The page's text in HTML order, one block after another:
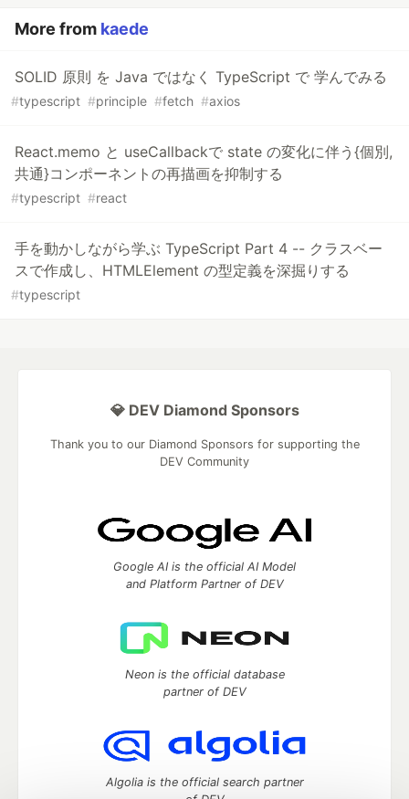
More from kaede
SOLID 原則 を Java ではなく TypeScript で 学んでみる
#typescript #principle #fetch #axios
React.memo と useCallbackで state の変化に伴う{個別,
共通}コンポーネントの再描画を抑制する
#typescript #react
手を動かしながら学ぶ TypeScript Part 4 -- クラスベー
スで作成し、HTMLElement の型定義を深掘りする
#typescript
💎 DEV Diamond Sponsors
Thank you to our Diamond Sponsors for supporting the
DEV Community
Google AI is the official AI Model
and Platform Partner of DEV
Neon is the official database
partner of DEV
Algolia is the official search partner